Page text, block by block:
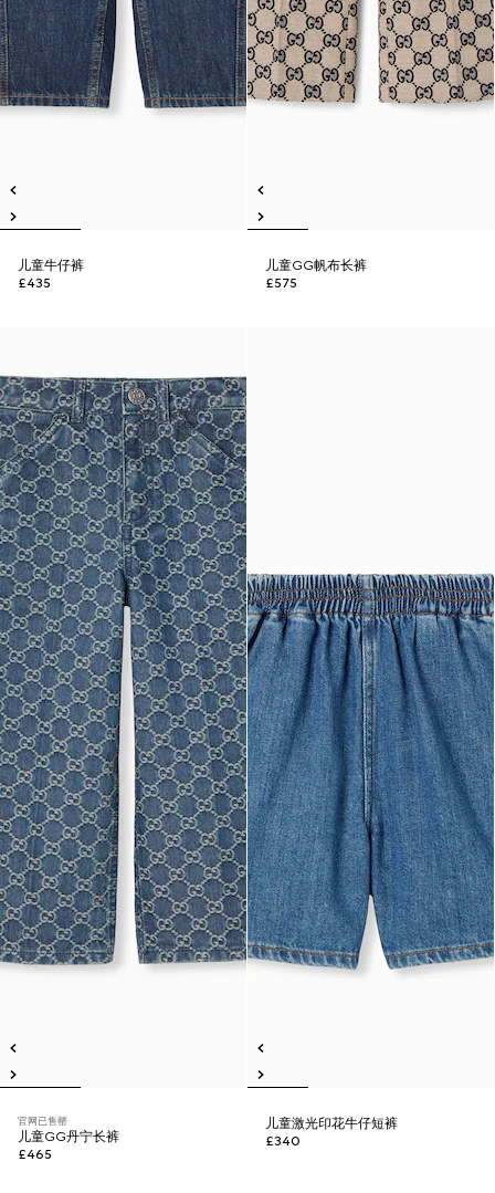
儿童牛仔裤
£435
儿童GG帆布长裤
£575
官网已售罄
儿童GG丹宁长裤
£465
儿童激光印花牛仔短裤
£340